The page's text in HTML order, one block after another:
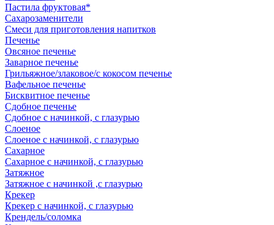
Пастила фруктовая*
Сахарозаменители
Смеси для приготовления напитков
Печенье
Овсяное печенье
Заварное печенье
Грильяжное/злаковое/с кокосом печенье
Вафельное печенье
Бисквитное печенье
Сдобное печенье
Сдобное с начинкой, с глазурью
Слоеное
Слоеное с начинкой, с глазурью
Сахарное
Сахарное с начинкой, с глазурью
Затяжное
Затяжное с начинкой ,с глазурью
Крекер
Крекер с начинкой, с глазурью
Крендель/соломка